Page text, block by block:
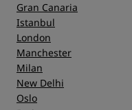
Gran Canaria
Istanbul
London
Manchester
Milan
New Delhi
Oslo